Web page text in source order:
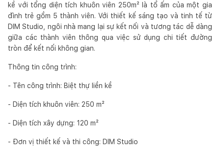
kề với tổng diện tích khuôn viên 250m² là tổ ấm của một gia
đình trẻ gồm 5 thành viên. Với thiết kế sáng tạo và tinh tế từ
DIM Studio, ngôi nhà mang lại sự kết nối và tương tác dễ dàng
giữa các thành viên thông qua việc sử dụng chi tiết đường
tròn để kết nối không gian.
Thông tin công trình:
- Tên công trình: Biệt thự liền kề
- Diện tích khuôn viên: 250 m²
- Diện tích xây dựng: 120 m²
- Đơn vị thiết kế và thi công: DIM Studio